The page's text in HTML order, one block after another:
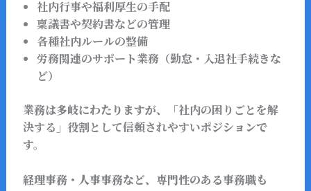
社内行事や福利厚生の手配
稟議書や契約書などの管理
各種社内ルールの整備
労務関連のサポート業務（勤怠・入退社手続きな
ど）
業務は多岐にわたりますが、
「社内の困りごとを解
決する」役割として信頼されやすいポジションで
す。
経理事務・人事事務など、専門性のある事務職も